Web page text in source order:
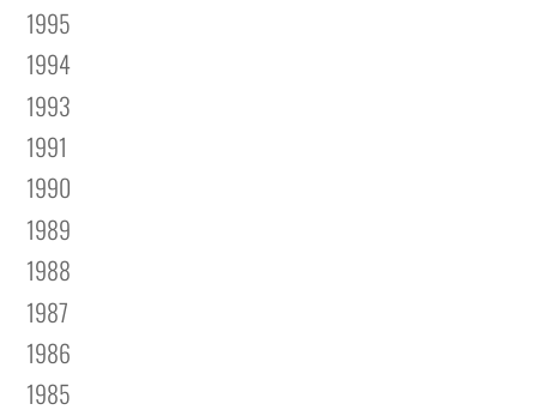
1995
1994
1993
1991
1990
1989
1988
1987
1986
1985